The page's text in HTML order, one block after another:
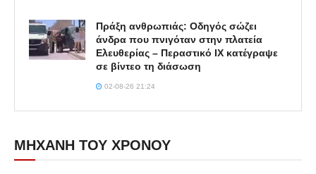
Πράξη ανθρωπιάς: Οδηγός σώζει
άνδρα που πνιγόταν στην πλατεία
Ελευθερίας – Περαστικό ΙΧ κατέγραψε
σε βίντεο τη διάσωση
02-08-26 21:24
ΜΗΧΑΝΗ ΤΟΥ ΧΡΟΝΟΥ